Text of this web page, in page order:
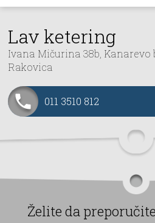
Lav ketering
Ivana Mičurina 38b, Kanarevo
Rakovica
011 3510 812
Želite da